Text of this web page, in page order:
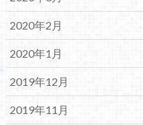
2020年2月
2020年1月
2019年12月
2019年11月